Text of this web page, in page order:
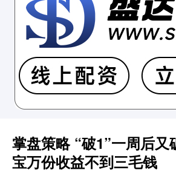
掌盘策略 “破1”一周后又
宝万份收益不到三毛钱